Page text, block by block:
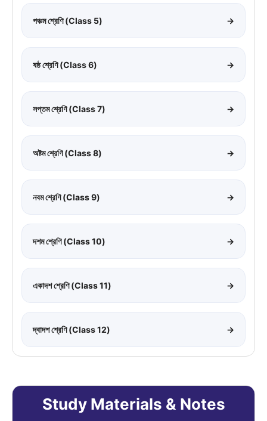
পঞ্চম শ্রেণি (Class 5) →
ষষ্ঠ শ্রেণি (Class 6) →
সপ্তম শ্রেণি (Class 7) →
অষ্টম শ্রেণি (Class 8) →
নবম শ্রেণি (Class 9) →
দশম শ্রেণি (Class 10) →
একাদশ শ্রেণি (Class 11) →
দ্বাদশ শ্রেণি (Class 12) →
Study Materials & Notes